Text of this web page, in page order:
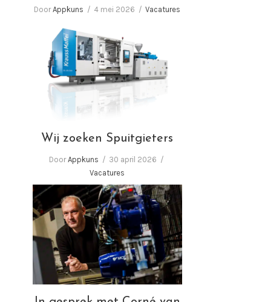
DoorAppkuns 4 mei 2026 Vacatures
Wij zoeken Spuitgieters
Wij zoeken Spuitgieters
DoorAppkuns
30 april 2026
Vacatures
In gesprek met Corné van
Baal, eigenaar Appkuns |
Performance in plastics!